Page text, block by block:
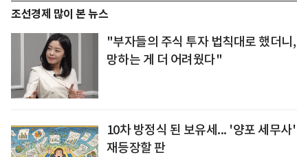
조선경제 많이 본 뉴스
"부자들의 주식 투자 법칙대로 했더니,
망하는 게 더 어려웠다"
10차 방정식 된 보유세... '양포 세무사'
재등장할 판